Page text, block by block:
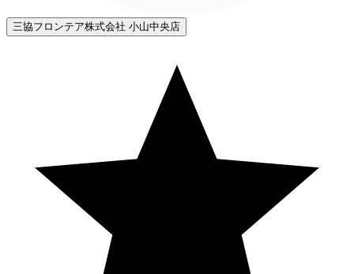
三協フロンテア株式会社 小山中央店